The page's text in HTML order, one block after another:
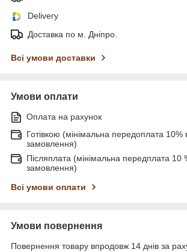
Delivery
Доставка по м. Дніпро.
Всі умови доставки
Умови оплати
Оплата на рахунок
Готівкою (мінімальна передоплата 10%
замовлення)
Післяплата (мінімальна передплата 10
замовлення)
Всі умови оплати
Умови повернення
Повернення товару впродовж 14 днів за